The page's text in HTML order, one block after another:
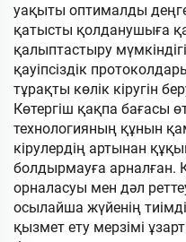
уақыты оптималды
қатысты қолданушыға
қалыптастыру
қауіпсіздік
тұрақты көлік кіругін
Көтергіш қақпа бағасы
технологияның құнын
кірулердің артынан
болдырмауға арналған.
орналасуы мен дәл
осылайша жүйенің
қызмет ету мерзімі